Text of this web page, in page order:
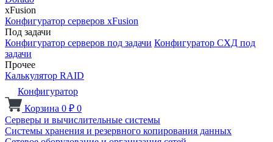
xFusion
Конфигуратор серверов xFusion
Под задачи
Конфигуратор серверов под задачи Конфигуратор СХД под
задачи
Прочее
Калькулятор RAID
Конфигуратор
Корзина 0 ₽ 0
Серверы и вычислительные системы
Системы хранения и резервного копирования данных